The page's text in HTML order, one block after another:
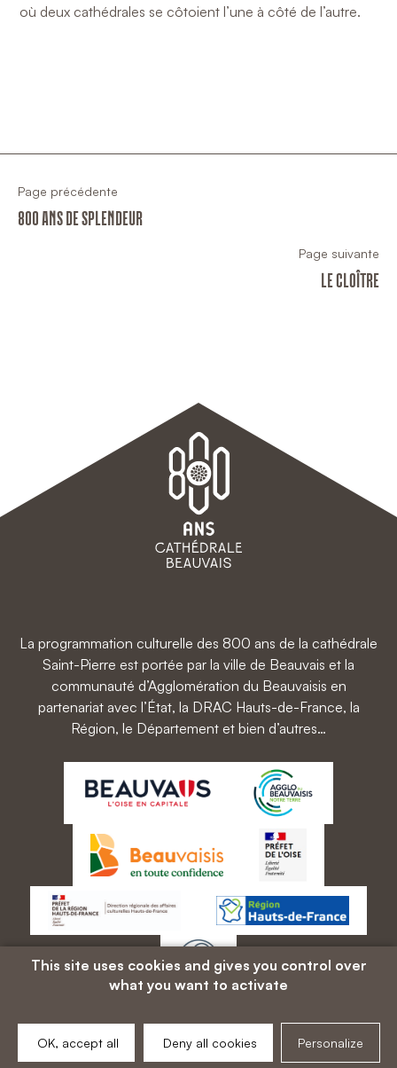
où deux cathédrales se côtoient l’une à côté de l’autre.
Page précédente
800 ANS DE SPLENDEUR
Page suivante
LE CLOÎTRE
85 Rue Saint-Pierre, 60000 Beauvais
800ans@beauvais.fr
La programmation culturelle des 800 ans de la cathédrale
Saint-Pierre est portée par la ville de Beauvais et la
communauté d’Agglomération du Beauvaisis en
partenariat avec l’État, la DRAC Hauts-de-France, la
Région, le Département et bien d’autres…
This site uses cookies and gives you control over
what you want to activate
OK, accept all Deny all cookies Personalize